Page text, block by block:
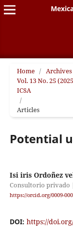
Home / Archives
Vol. 13 No. 25
ICSA
/
Articles
Potential
Isi iris Ordoñez
Consultorio privado
https://orcid.org/0009-
DOI: https://